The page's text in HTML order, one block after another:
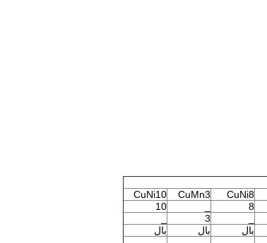
CuNi8
CuMn3
CuNi10
8
10
3
بال بال
بال